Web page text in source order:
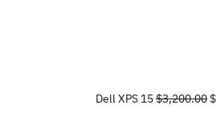
Dell XPS 15$3,200.00